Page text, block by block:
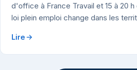
d'office à France Travail et 15 à 20
loi plein emploi change dans les
Lire